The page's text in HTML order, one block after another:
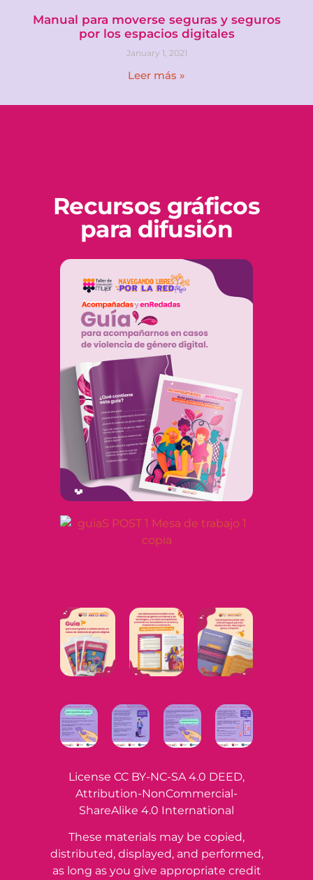
Manual para moverse seguras y seguros
por los espacios digitales
January 1, 2021
Leer más »
Recursos gráficos
para difusión
LicenseCC BY-NC-SA 4.0 DEED,
Attribution-NonCommercial-
These materials may be copied,
distributed, displayed, and performed,